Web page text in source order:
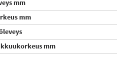
mm
mm
mm